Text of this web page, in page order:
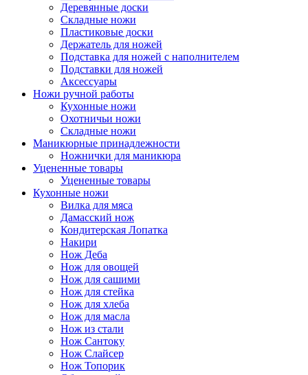
Деревянные доски
Складные ножи
Пластиковые доски
Держатель для ножей
Подставка для ножей с наполнителем
Подставки для ножей
Аксессуары
Ножи ручной работы
Кухонные ножи
Охотничьи ножи
Складные ножи
Маникюрные принадлежности
Ножнички для маникюра
Уцененные товары
Уцененные товары
Кухонные ножи
Вилка для мяса
Дамасский нож
Кондитерская Лопатка
Накири
Нож Деба
Нож для овощей
Нож для сашими
Нож для стейка
Нож для хлеба
Нож для масла
Нож из стали
Нож Сантоку
Нож Слайсер
Нож Топорик